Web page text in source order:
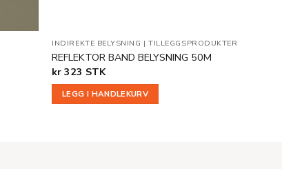
INDIREKTE BELYSNING |TILLEGGSPRODUKTER
REFLEKTOR BAND BELYSNING 50M
kr 323 STK
LEGG I HANDLEKURV